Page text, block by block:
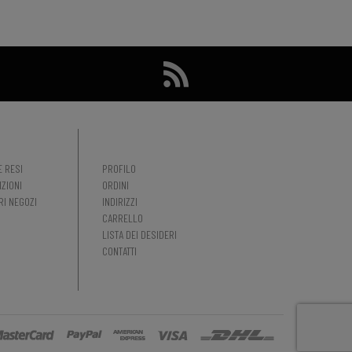
RESI
NEGOZI
PROFILO
ORDINI
INDIRIZZI
CARRELLO
LISTA DEI DESIDERI
CONTATTI